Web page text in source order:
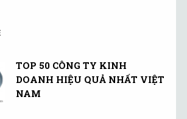
TOP 50 CÔNG TY KINH
DOANH HIỆU QUẢ NHẤT VIỆT
NAM